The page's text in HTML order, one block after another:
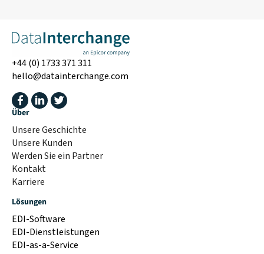
+44 (0) 1733 371 311
hello@datainterchange.com
Über
Unsere Geschichte
Unsere Kunden
Werden Sie ein Partner
Kontakt
Karriere
Lösungen
EDI-Software
EDI-Dienstleistungen
EDI-as-a-Service